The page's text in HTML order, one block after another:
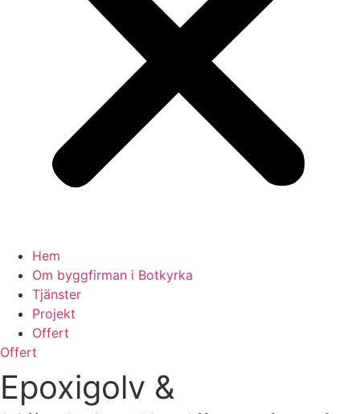
Hem
Om byggfirman i Botkyrka
Tjänster
Projekt
Offert
Offert
Epoxigolv &